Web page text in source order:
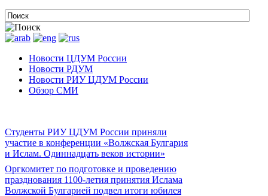
Новости ЦДУМ России
Новости РДУМ
Новости РИУ ЦДУМ России
Обзор СМИ
Студенты РИУ ЦДУМ России приняли
участие в конференции «Волжская Булгария
и Ислам. Одиннадцать веков истории»
Оргкомитет по подготовке и проведению
празднования 1100-летия принятия Ислама
Волжской Булгарией подвел итоги юбилея